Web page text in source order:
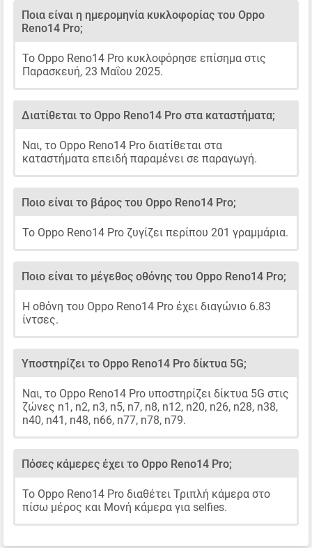
Ποια είναι η ημερομηνία κυκλοφορίας του Oppo
Reno14 Pro;
Το Oppo Reno14 Pro κυκλοφόρησε επίσημα στις
Παρασκευή, 23 Μαΐου 2025.
Διατίθεται το Oppo Reno14 Pro στα καταστήματα;
Ναι, το Oppo Reno14 Pro διατίθεται στα
καταστήματα επειδή παραμένει σε παραγωγή.
Ποιο είναι το βάρος του Oppo Reno14 Pro;
Το Oppo Reno14 Pro ζυγίζει περίπου 201 γραμμάρια.
Ποιο είναι το μέγεθος οθόνης του Oppo Reno14 Pro;
Η οθόνη του Oppo Reno14 Pro έχει διαγώνιο 6.83
ίντσες.
Υποστηρίζει το Oppo Reno14 Pro δίκτυα 5G;
Ναι, το Oppo Reno14 Pro υποστηρίζει δίκτυα 5G στις
ζώνες n1, n2, n3, n5, n7, n8, n12, n20, n26, n28, n38,
n40, n41, n48, n66, n77, n78, n79.
Πόσες κάμερες έχει το Oppo Reno14 Pro;
Το Oppo Reno14 Pro διαθέτει Τριπλή κάμερα στο
πίσω μέρος και Μονή κάμερα για selfies.